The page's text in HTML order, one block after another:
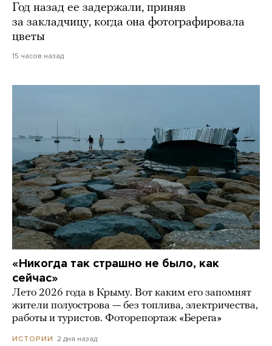
Год назад ее задержали, приняв
за закладчицу, когда она фотографировала
цветы
15 часов назад
«Никогда так страшно не было, как
сейчас»
Лето 2026 года в Крыму. Вот каким его запомнят
жители полуострова — без топлива, электричества,
работы и туристов. Фоторепортаж «Берега»
ИСТОРИИ 2 дня назад